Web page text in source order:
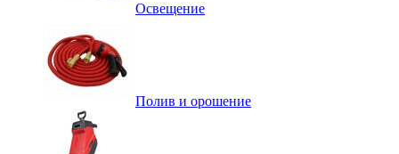
Освещение
Полив и орошение